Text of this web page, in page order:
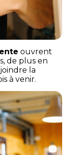
ouvrent
de plus en
la
à venir.